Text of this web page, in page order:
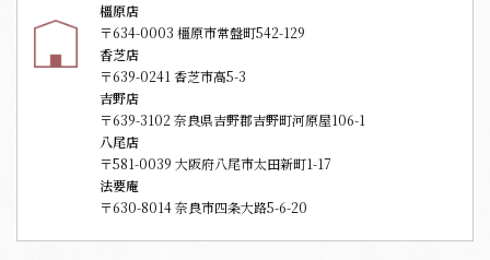
橿原店
〒634-0003 橿原市常盤町542-129
香芝店
〒639-0241 香芝市高5-3
吉野店
〒639-3102 奈良県吉野郡吉野町河原屋106-1
八尾店
〒581-0039 大阪府八尾市太田新町1-17
法要庵
〒630-8014 奈良市四条大路5-6-20